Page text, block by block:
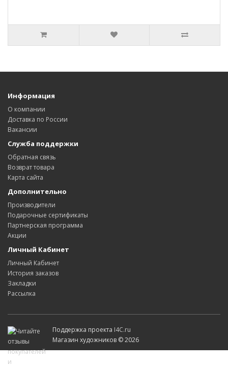
Информация
О компании
Доставка по России
Вакансии
Служба поддержки
Обратная связь
Возврат товара
Карта сайта
Дополнительно
Производители
Подарочные сертификаты
Партнерская программа
Акции
Личный Кабинет
Личный Кабинет
История заказов
Закладки
Рассылка
Поддержка проекта I4C.ru
Магазин художников © 2026